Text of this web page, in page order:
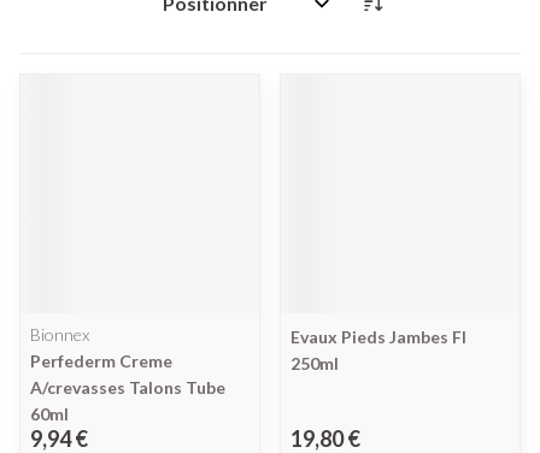
Trier par:
Bionnex
Perfederm Creme
A/crevasses Talons Tube
60ml
9,94 €
Evaux Pieds Jambes Fl
250ml
19,80 €